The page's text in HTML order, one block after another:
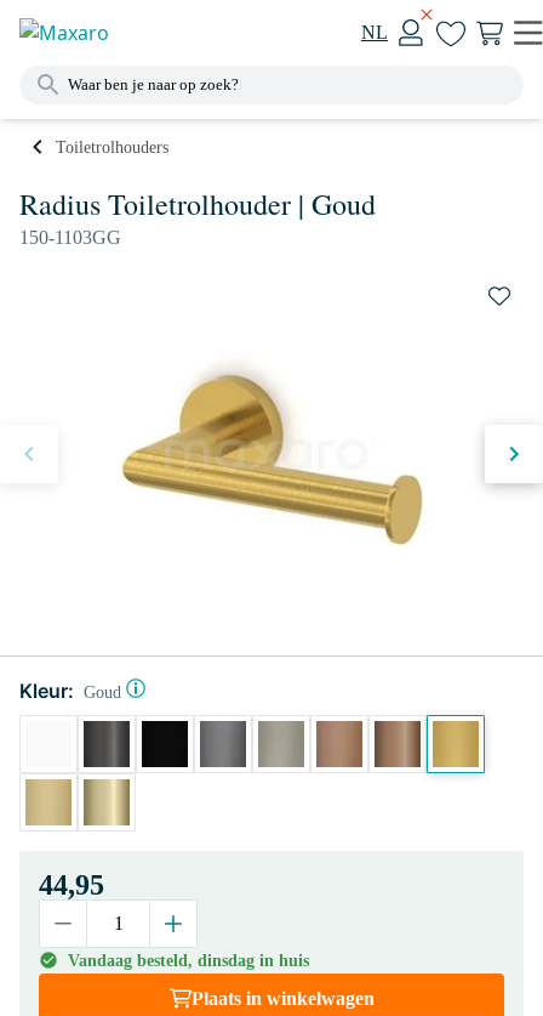
NL
Toiletrolhouders
Radius Toiletrolhouder | Goud
150-1103GG
Kleur: Goud
44,95
Vandaag besteld, dinsdag in huis
Plaats in winkelwagen